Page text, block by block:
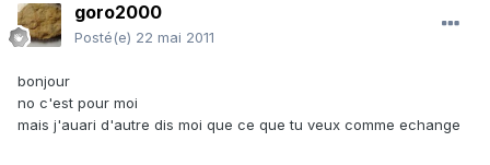
goro2000
Posté(e) 22 mai 2011
bonjour
no c'est pour moi
mais j'auari d'autre dis moi que ce que tu veux comme echange